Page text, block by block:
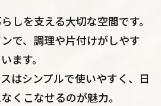
しを支える大切な空間です。
で、調理や片付けがしやす
ます。
はシンプルで使いやすく、日
くこなせるのが魅力。